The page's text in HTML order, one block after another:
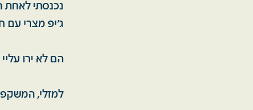
נכנסתי לאחת
ג'יפ מצרי עם
הם לא ירו
למזלי,